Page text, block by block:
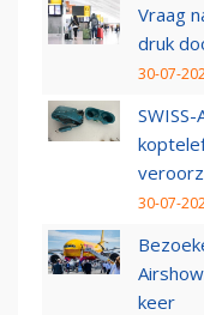
Vraag
druk
30-07-
30-07-
keer